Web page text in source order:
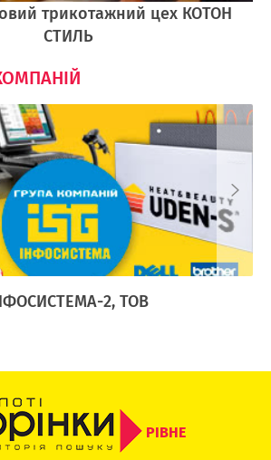
трикотажний цех КОТОН
СТИЛЬ
2, ТОВ
РІВНЕ